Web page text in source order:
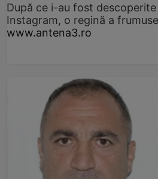
După ce i-au fost
Instagram, o regină a
www.antena3.ro